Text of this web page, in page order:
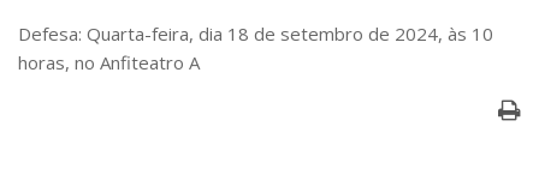
Serviços
Bibliotecas
Defesa: Quarta-feira, dia 18 de setembro de 2024, às 10
horas, no Anfiteatro A